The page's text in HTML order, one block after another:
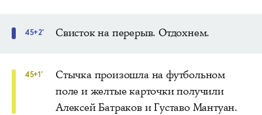
45+2' Свисток на перерыв. Отдохнем.
45+1'
Стычка произошла на футбольном
поле и желтые карточки получили
Алексей Батраков и Густаво Мантуан.